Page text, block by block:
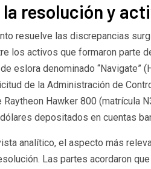
la resolución y
resuelve las discrepancias
los activos que formaron parte
eslora denominado “Navigate”
de la Administración de
Raytheon Hawker 800 (matrícula
depositados en cuentas
analítico, el aspecto más
Las partes acordaron